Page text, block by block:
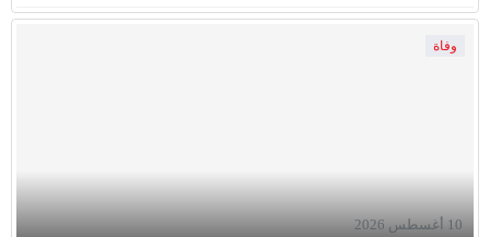
وفاة
10 أغسطس 2026